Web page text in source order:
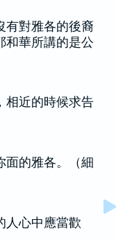
有對雅各的後裔
和華所講的是公
相近的時候求告
面的雅各。（細
人心中應當歡